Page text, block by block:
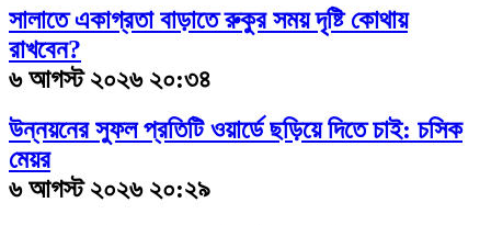
সালাতে একাগ্রতা বাড়াতে রুকুর সময় দৃষ্টি কোথায়
রাখবেন?
৬ আগস্ট ২০২৬ ২০:৩৪
উন্নয়নের সুফল প্রতিটি ওয়ার্ডে ছড়িয়ে দিতে চাই: চসিক
মেয়র
৬ আগস্ট ২০২৬ ২০:২৯